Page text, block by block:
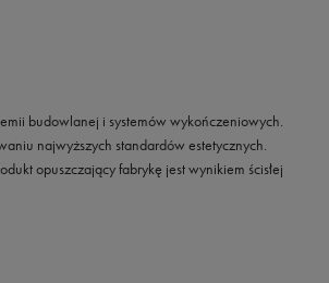
budowlanej i systemów wykończeniowych.
najwyższych standardów estetycznych.
opuszczający fabrykę jest wynikiem ścisłej